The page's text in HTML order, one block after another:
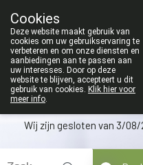
09 228
Wij zijn gesloten van 3/
Cookies
Deze website maakt gebruik van
cookies om uw gebruikservaring te
verbeteren en om onze diensten en
aanbiedingen aan te passen aan
uw interesses. Door op deze
website te blijven, accepteert u dit
gebruik van cookies. Klik hier voor
meer info.